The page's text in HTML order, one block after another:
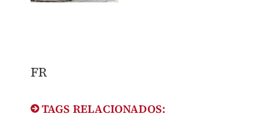
FR
TAGS RELACIONADOS: